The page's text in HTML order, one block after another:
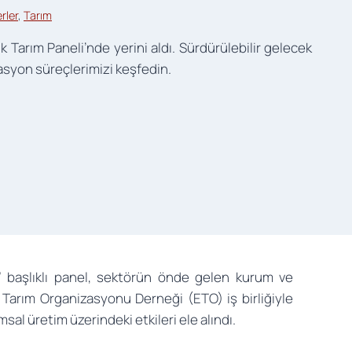
, Tarım
Paneli’nde yerini aldı. Sürdürülebilir gelecek
süreçlerimizi keşfedin.
başlıklı panel, sektörün önde gelen kurum ve
Organizasyonu Derneği (ETO) iş birliğiyle
üretim üzerindeki etkileri ele alındı.